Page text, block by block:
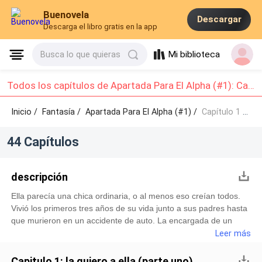
Buenovela
Descarga el libro gratis en la app
Descargar
Busca lo que quieras Mi biblioteca
Todos los capítulos de Apartada Para El Alpha (#1): Capítulo 1 - Capítulo 10
Inicio / Fantasía/Apartada Para El Alpha (#1) / Capítulo 1 - Capítulo 10
44 Capítulos
descripción
Ella parecía una chica ordinaria, o al menos eso creían todos.
Vivió los primeros tres años de su vida junto a sus padres hasta
que murieron en un accidente de auto. La encargada de un
"internado" —si es que podía llamarse así— la salvó de la
su familia había muerto en el accidente, aunque, tras la
Leer más